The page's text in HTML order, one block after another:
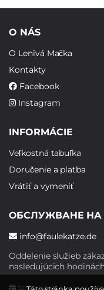
O NÁS
O Lenivá Mačka
Kontakty
Facebook
Instagram
INFORMÁCIE
Veľkostná tabuľka
Doručenie a platba
Vrátiť a vymeniť
ОБСЛУЖВАНЕ НА
info@faulekatze.de
Oddelenie služieb
nasledujúcich